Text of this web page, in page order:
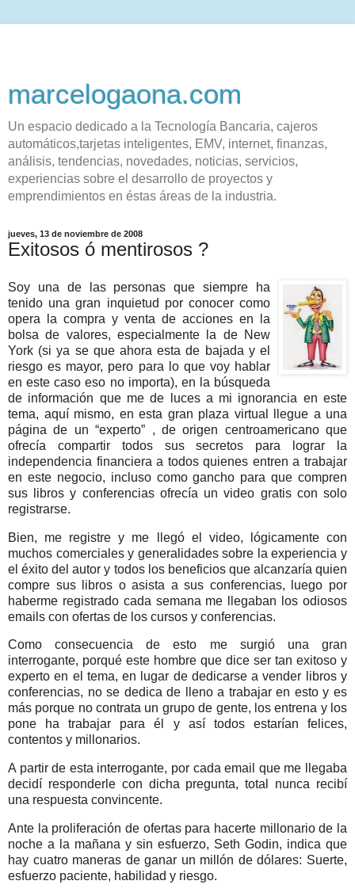
marcelogaona.com
Un espacio dedicado a la Tecnología Bancaria, cajeros
automáticos,tarjetas inteligentes, EMV, internet, finanzas,
análisis, tendencias, novedades, noticias, servicios,
experiencias sobre el desarrollo de proyectos y
emprendimientos en éstas áreas de la industria.
jueves, 13 de noviembre de 2008
Exitosos ó mentirosos ?
Soy una de las personas que siempre ha
tenido una gran inquietud por conocer como
opera la compra y venta de acciones en la
bolsa de valores, especialmente la de New
York (si ya se que ahora esta de bajada y el
riesgo es mayor, pero para lo que voy hablar
en este caso eso no importa), en la búsqueda
de información que me de luces a mi ignorancia en este
tema, aquí mismo, en esta gran plaza virtual llegue a una
página de un “experto” , de origen centroamericano que
ofrecía compartir todos sus secretos para lograr la
independencia financiera a todos quienes entren a trabajar
en este negocio, incluso como gancho para que compren
sus libros y conferencias ofrecía un video gratis con solo
registrarse.
Bien, me registre y me llegó el video, lógicamente con
muchos comerciales y generalidades sobre la experiencia y
el éxito del autor y todos los beneficios que alcanzaría quien
compre sus libros o asista a sus conferencias, luego por
haberme registrado cada semana me llegaban los odiosos
emails con ofertas de los cursos y conferencias.
Como consecuencia de esto me surgió una gran
interrogante, porqué este hombre que dice ser tan exitoso y
experto en el tema, en lugar de dedicarse a vender libros y
conferencias, no se dedica de lleno a trabajar en esto y es
más porque no contrata un grupo de gente, los entrena y los
pone ha trabajar para él y así todos estarían felices,
contentos y millonarios.
A partir de esta interrogante, por cada email que me llegaba
decidí responderle con dicha pregunta, total nunca recibí
una respuesta convincente.
Ante la proliferación de ofertas para hacerte millonario de la
noche a la mañana y sin esfuerzo, Seth Godin, indica que
hay cuatro maneras de ganar un millón de dólares: Suerte,
esfuerzo paciente, habilidad y riesgo.